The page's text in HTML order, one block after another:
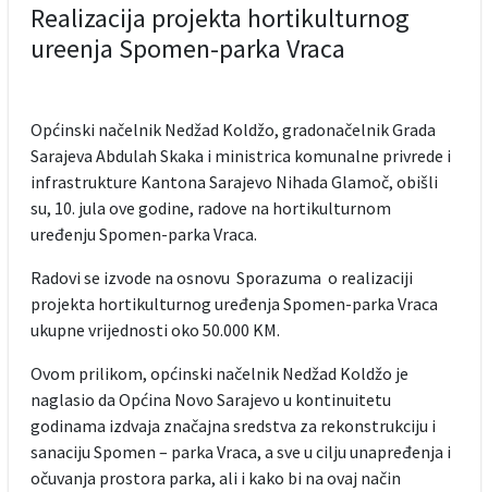
Realizacija projekta hortikulturnog
ureenja Spomen-parka Vraca
Općinski načelnik Nedžad Koldžo, gradonačelnik Grada
Sarajeva Abdulah Skaka i ministrica komunalne privrede i
infrastrukture Kantona Sarajevo Nihada Glamoč, obišli
su, 10. jula ove godine, radove na hortikulturnom
uređenju Spomen-parka Vraca.
Radovi se izvode na osnovu Sporazuma o realizaciji
projekta hortikulturnog uređenja Spomen-parka Vraca
ukupne vrijednosti oko 50.000 KM.
Ovom prilikom, općinski načelnik Nedžad Koldžo je
naglasio da Općina Novo Sarajevo u kontinuitetu
godinama izdvaja značajna sredstva za rekonstrukciju i
sanaciju Spomen – parka Vraca, a sve u cilju unapređenja i
očuvanja prostora parka, ali i kako bi na ovaj način